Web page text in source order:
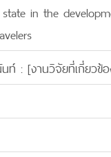
in the
ท์ : [งานวิจัยที่เกี่ยว